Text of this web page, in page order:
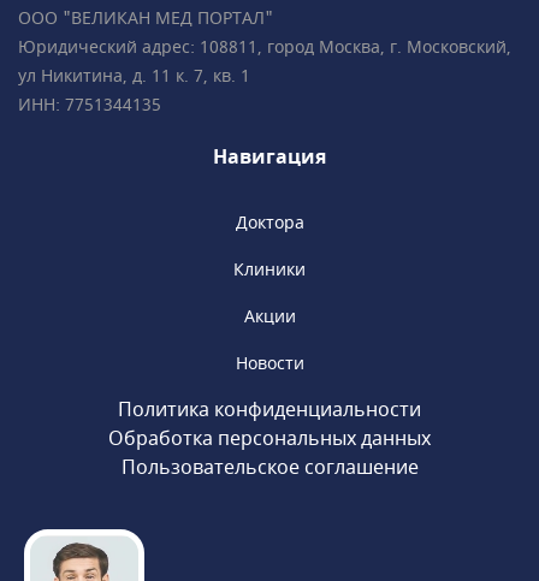
пациентов • Все врачи имеют
международные сертификаты Fetal Medicine
Foundation (Фонд медицины плода) • Всего в
2 минутах ходьбы от метро «Чистые пруды»,
ООО "ВЕЛИКАН МЕД ПОРТАЛ"
Юридический адрес: 108811, город Москва, г. Московский,
ул Никитина, д. 11 к. 7, кв. 1
ИНН: 7751344135
Навигация
Доктора
Клиники
Акции
Новости
Политика конфиденциальности
Обработка персональных данных
Пользовательское соглашение